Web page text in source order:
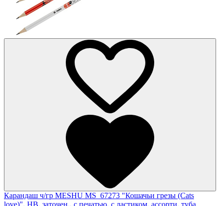
Карандаш ч/гр MESHU MS_67273 "Кошачьи грезы (Cats
love)", HB, заточен., с печатью, с ластиком, ассорти, туба